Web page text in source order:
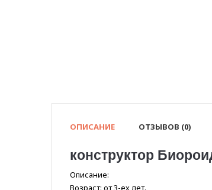
ОПИСАНИЕ ОТЗЫВОВ (0)
конструктор
Описание:
Возраст: от 3-ех лет.